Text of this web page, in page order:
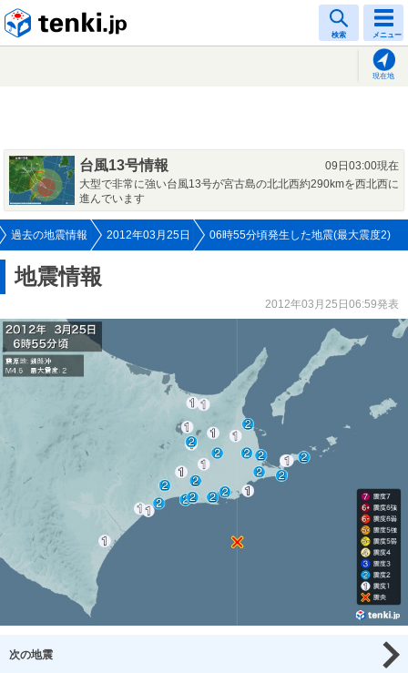
検索 メニュー
現在地
台風13号情報
09日03:00現在
大型で非常に強い台風13号が宮古島の北北西約290kmを西北西に
進んでいます
過去の地震情報 2012年03月25日 06時55分頃発生した地震(最大震度2)
地震情報
2012年03月25日06:59発表
次の地震